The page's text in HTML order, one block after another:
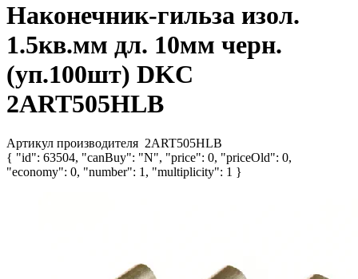
Наконечник-гильза изол.
1.5кв.мм дл. 10мм черн.
(уп.100шт) DKC
2ART505HLB
Артикул производителя 2ART505HLB
{ "id": 63504, "canBuy": "N", "price": 0, "priceOld": 0,
"economy": 0, "number": 1, "multiplicity": 1 }